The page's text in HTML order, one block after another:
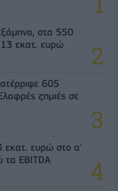
στα 550
εκατ. ευρώ
605
ζημιές σε
εκατ. ευρώ στο α'
τα EBITDA